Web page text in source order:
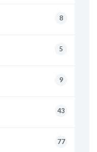
8
5
9
43
77